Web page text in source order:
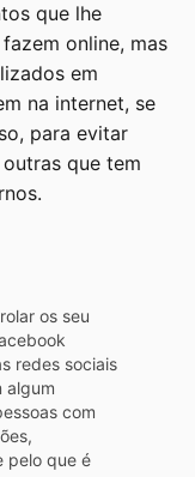
que lhe
online, mas
em
na internet, se
para evitar
que tem
os seu
redes sociais
algum
com
pelo que é